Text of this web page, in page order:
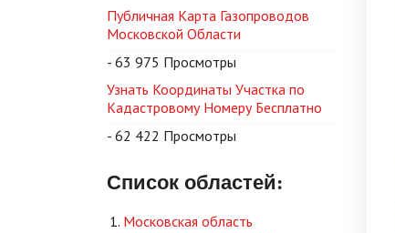
Публичная Карта Газопроводов
Московской Области
- 63 975 Просмотры
Узнать Координаты Участка по
Кадастровому Номеру Бесплатно
- 62 422 Просмотры
Список областей:
Московская область